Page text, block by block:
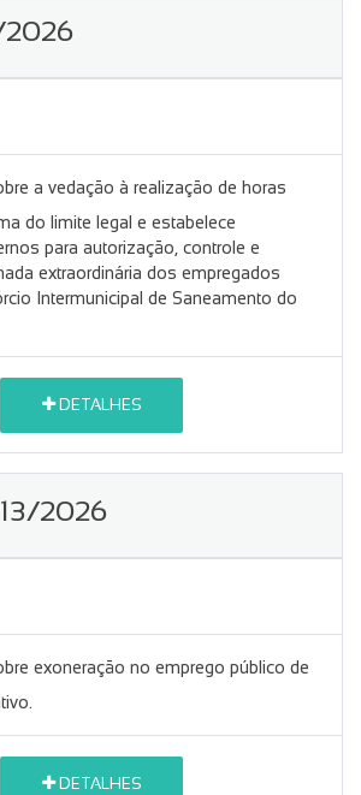
2026
a vedação à realização de horas
do limite legal e estabelece
para autorização, controle e
extraordinária dos empregados
Intermunicipal de Saneamento do
DETALHES
2026
exoneração no emprego público de
DETALHES